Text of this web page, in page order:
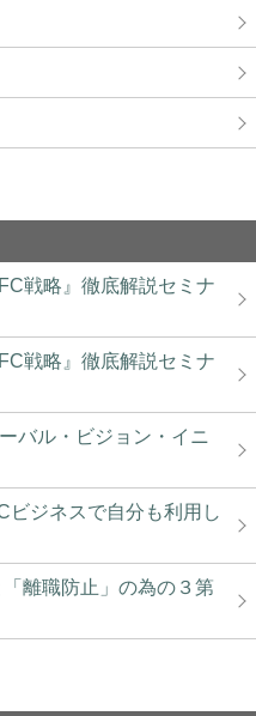
戦略』徹底解説セミナ
戦略』徹底解説セミナ
バル・ビジョン・イニ
ビジネスで自分も利用し
離職防止」の為の３第